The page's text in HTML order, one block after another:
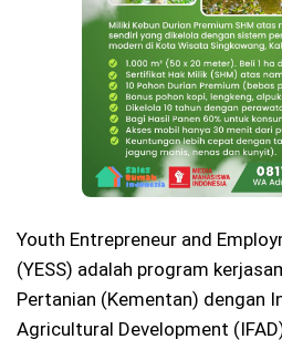
Youth Entrepreneur and
(YESS) adalah program
Pertanian (Kementan) dengan
Agricultural Development